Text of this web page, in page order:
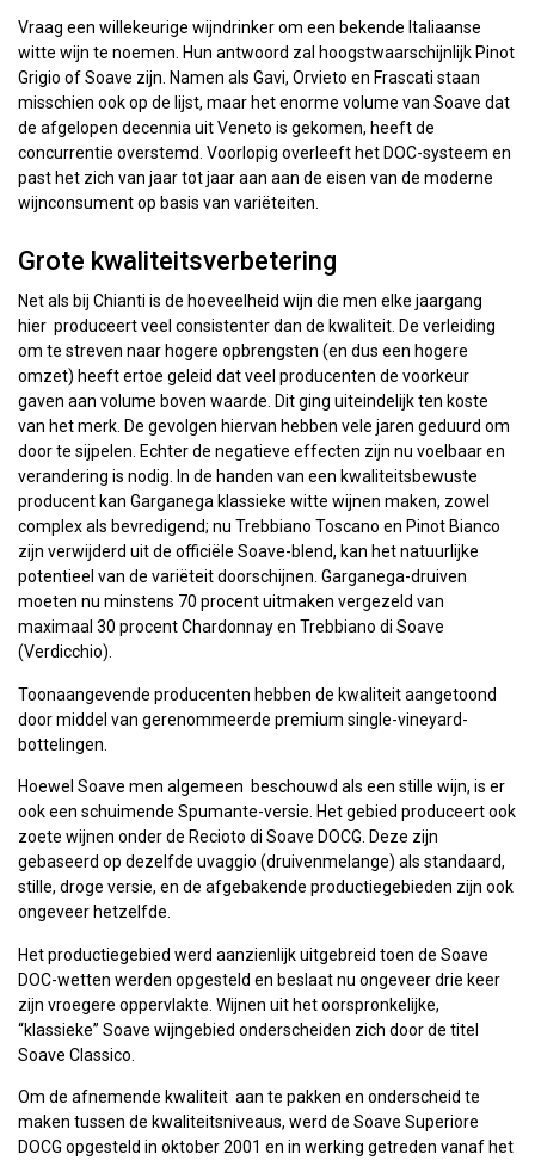
Vraag een willekeurige wijndrinker om een ​​bekende Italiaanse
witte wijn te noemen. Hun antwoord zal hoogstwaarschijnlijk Pinot
Grigio of Soave zijn. Namen als Gavi, Orvieto en Frascati staan ​​
misschien ook op de lijst, maar het enorme volume van Soave dat
de afgelopen decennia uit Veneto is gekomen, heeft de
concurrentie overstemd. Voorlopig overleeft het DOC-systeem en
past het zich van jaar tot jaar aan aan de eisen van de moderne
wijnconsument op basis van variëteiten.
Grote kwaliteitsverbetering
Net als bij Chianti is de hoeveelheid wijn die men elke jaargang
hier produceert veel consistenter dan de kwaliteit. De verleiding
om te streven naar hogere opbrengsten (en dus een hogere
omzet) heeft ertoe geleid dat veel producenten de voorkeur
gaven aan volume boven waarde. Dit ging uiteindelijk ten koste
van het merk. De gevolgen hiervan hebben vele jaren geduurd om
door te sijpelen. Echter de negatieve effecten zijn nu voelbaar en
verandering is nodig. In de handen van een kwaliteitsbewuste
producent kan Garganega klassieke witte wijnen maken, zowel
complex als bevredigend; nu Trebbiano Toscano en Pinot Bianco
zijn verwijderd uit de officiële Soave-blend, kan het natuurlijke
potentieel van de variëteit doorschijnen. Garganega-druiven
moeten nu minstens 70 procent uitmaken vergezeld van
maximaal 30 procent Chardonnay en Trebbiano di Soave
(Verdicchio).
Toonaangevende producenten hebben de kwaliteit aangetoond
door middel van gerenommeerde premium single-vineyard-
bottelingen.
Hoewel Soave men algemeen beschouwd als een stille wijn, is er
ook een schuimende Spumante-versie. Het gebied produceert ook
zoete wijnen onder de Recioto di Soave DOCG. Deze zijn
gebaseerd op dezelfde uvaggio (druivenmelange) als standaard,
stille, droge versie, en de afgebakende productiegebieden zijn ook
ongeveer hetzelfde.
Het productiegebied werd aanzienlijk uitgebreid toen de Soave
DOC-wetten werden opgesteld en beslaat nu ongeveer drie keer
zijn vroegere oppervlakte. Wijnen uit het oorspronkelijke,
“klassieke” Soave wijngebied onderscheiden zich door de titel
Soave Classico.
Om de afnemende kwaliteit aan te pakken en onderscheid te
maken tussen de kwaliteitsniveaus, werd de Soave Superiore
DOCG opgesteld in oktober 2001 en in werking getreden vanaf het